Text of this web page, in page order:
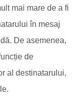
mai mare de a fi
în mesaj
De asemenea,
de
al destinatarului,